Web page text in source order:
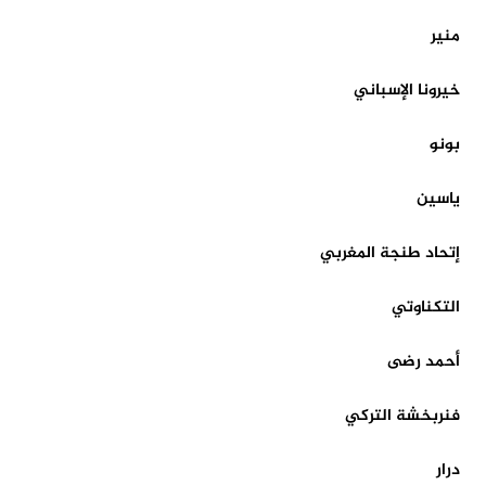
منير
خيرونا الإسباني
بونو
ياسين
إتحاد طنجة المغربي
التكناوتي
أحمد رضى
فنربخشة التركي
درار